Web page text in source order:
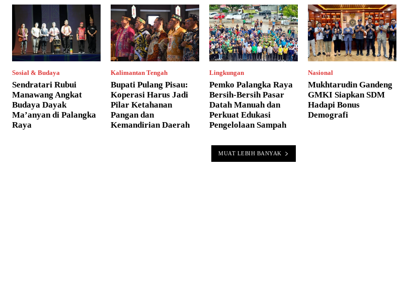
Sosial & Budaya
Sendratari Rubui
Manawang Angkat
Budaya Dayak
Ma’anyan di Palangka
Raya
Kalimantan Tengah
Bupati Pulang Pisau:
Koperasi Harus Jadi
Pilar Ketahanan
Pangan dan
Kemandirian Daerah
Lingkungan
Pemko Palangka Raya
Bersih-Bersih Pasar
Datah Manuah dan
Perkuat Edukasi
Pengelolaan Sampah
Nasional
Mukhtarudin Gandeng
GMKI Siapkan SDM
Hadapi Bonus
Demografi
MUAT LEBIH BANYAK